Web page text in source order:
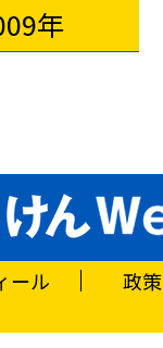
年
ール 政